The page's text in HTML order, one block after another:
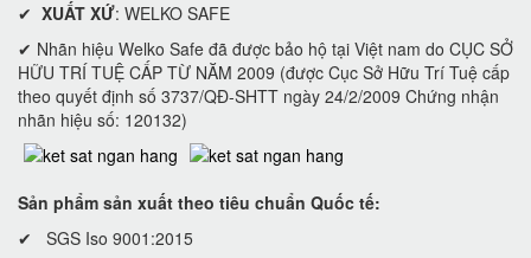
✔ XUẤT XỨ: WELKO SAFE
✔ Nhãn hiệu Welko Safe đã được bảo hộ tại Việt nam do CỤC SỞ
HỮU TRÍ TUỆ CẤP TỪ NĂM 2009 (được Cục Sở Hữu Trí Tuệ cấp
theo quyết định số 3737/QĐ-SHTT ngày 24/2/2009 Chứng nhận
nhãn hiệu số: 120132)
Sản phẩm sản xuất theo tiêu chuẩn Quốc tế:
✔ SGS Iso 9001:2015